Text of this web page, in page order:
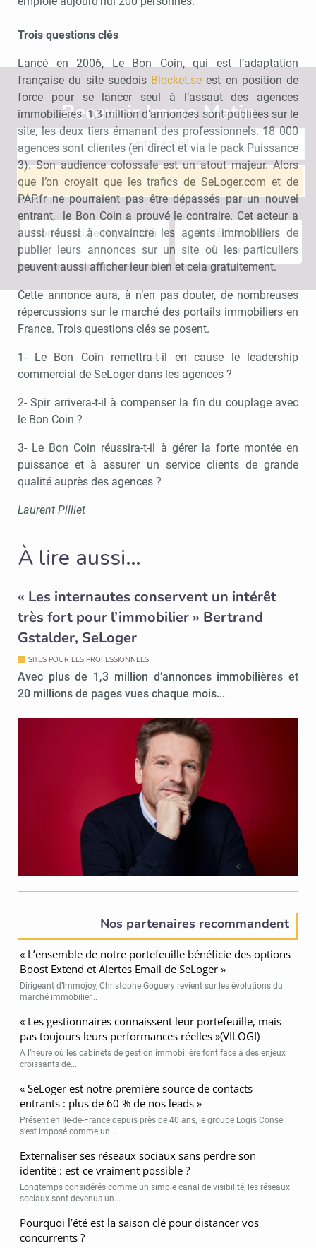
Trois questions clés
Lancé en 2006, Le Bon Coin, qui est l’adaptation
française du site suédois Blocket.se est en position de
force pour se lancer seul à l’assaut des agences
immobilières. 1,3 million d’annonces sont publiées sur le
site, les deux tiers émanant des professionnels. 18 000
agences sont clientes (en direct et via le pack Puissance
3). Son audience colossale est un atout majeur. Alors
que l’on croyait que les trafics de SeLoger.com et de
PAP.fr ne pourraient pas être dépassés par un nouvel
entrant, le Bon Coin a prouvé le contraire. Cet acteur a
aussi réussi à convaincre les agents immobiliers de
publier leurs annonces sur un site où les particuliers
peuvent aussi afficher leur bien et cela gratuitement.
Cette annonce aura, à n’en pas douter, de nombreuses
répercussions sur le marché des portails immobiliers en
France. Trois questions clés se posent.
1- Le Bon Coin remettra-t-il en cause le leadership
commercial de SeLoger dans les agences ?
2- Spir arrivera-t-il à compenser la fin du couplage avec
le Bon Coin ?
3- Le Bon Coin réussira-t-il à gérer la forte montée en
puissance et à assurer un service clients de grande
qualité auprès des agences ?
Laurent Pilliet
À lire aussi…
« Les internautes conservent un intérêt
très fort pour l’immobilier » Bertrand
Gstalder, SeLoger
SITES POUR LES PROFESSIONNELS
Avec plus de 1,3 million d’annonces immobilières et
20 millions de pages vues chaque mois...
Nos partenaires recommandent
« L’ensemble de notre portefeuille bénéficie des options
Boost Extend et Alertes Email de SeLoger »
Dirigeant d’Immojoy, Christophe Goguery revient sur les évolutions du
marché immobilier...
« Les gestionnaires connaissent leur portefeuille, mais
pas toujours leurs performances réelles »(VILOGI)
A l’heure où les cabinets de gestion immobilière font face à des enjeux
croissants de...
« SeLoger est notre première source de contacts
entrants : plus de 60 % de nos leads »
Présent en Ile-de-France depuis près de 40 ans, le groupe Logis Conseil
s’est imposé comme un...
Externaliser ses réseaux sociaux sans perdre son
identité : est-ce vraiment possible ?
Longtemps considérés comme un simple canal de visibilité, les réseaux
sociaux sont devenus un...
Pourquoi l’été est la saison clé pour distancer vos
concurrents ?
Recevoir Immo Matin
Valider
Non merci, je reçois déjà
!
Je déciderai plus
tard